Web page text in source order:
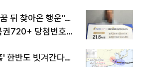
뒤 찾아온 행운"…
720+ 당첨번호조
' 한반도 빗겨간다…